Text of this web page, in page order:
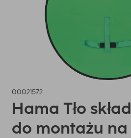
00021572
Hama Tło
do montażu